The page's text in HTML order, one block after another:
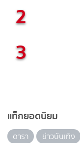
2
3
แท็กยอดนิยม
ดารา ข่าวบันเทิง